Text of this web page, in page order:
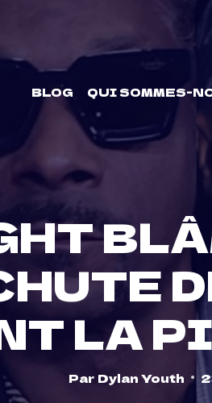
BLOG QUI SOMMES-
LA
Par Dylan Youth